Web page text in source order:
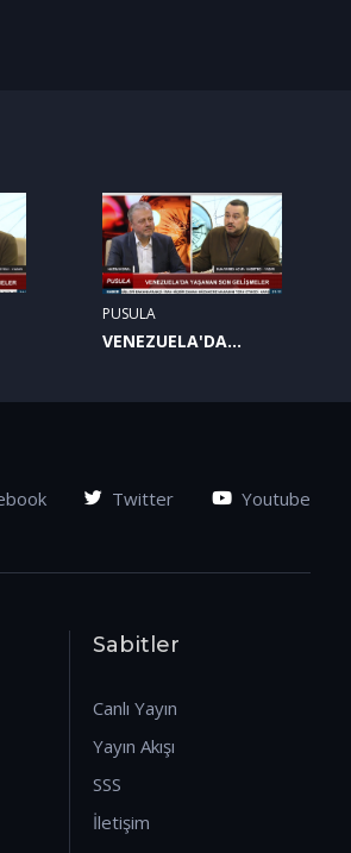
PUSULA
VENEZUELA'DA
Twitter Youtube
Sabitler
Canlı Yayın
Yayın Akışı
SSS
İletişim